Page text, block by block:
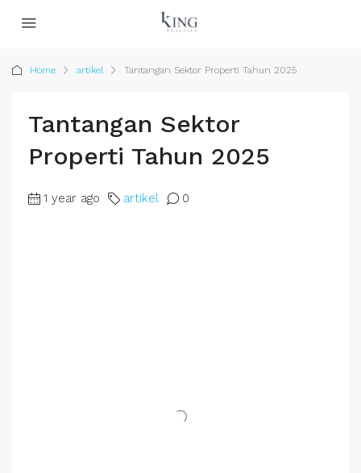
Home artikel Tantangan Sektor Properti Tahun 2025
Tantangan Sektor
Properti Tahun 2025
1 year ago artikel 0